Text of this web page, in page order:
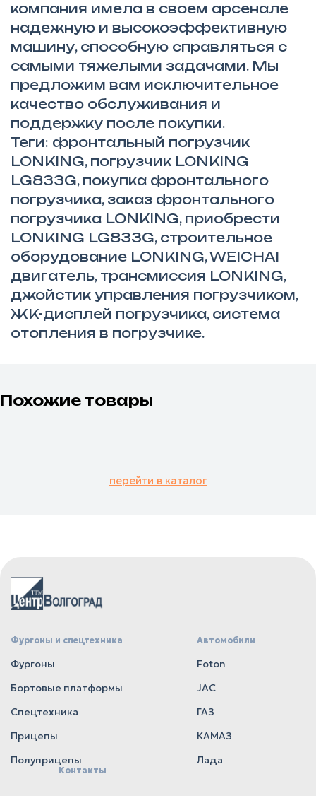
компания имела в своем арсенале
надежную и высокоэффективную
машину, способную справляться с
самыми тяжелыми задачами. Мы
предложим вам исключительное
качество обслуживания и
поддержку после покупки.
Теги: фронтальный погрузчик
LONKING, погрузчик LONKING
LG833G, покупка фронтального
погрузчика, заказ фронтального
погрузчика LONKING, приобрести
LONKING LG833G, строительное
оборудование LONKING, WEICHAI
двигатель, трансмиссия LONKING,
джойстик управления погрузчиком,
ЖК-дисплей погрузчика, система
отопления в погрузчике.
Похожие товары
перейти в каталог
Фургоны и спецтехника
Фургоны
Бортовые платформы
Спецтехника
Прицепы
Полуприцепы
Автомобили
Foton
JAC
ГАЗ
КАМАЗ
Лада
Контакты